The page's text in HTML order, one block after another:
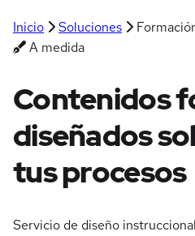
Inicio Soluciones
A medida
Contenidos
diseñados
tus procesos
Servicio de diseño